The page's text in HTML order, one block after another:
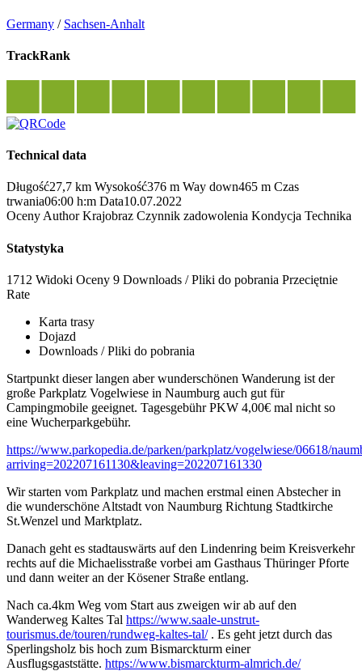
Germany / Sachsen-Anhalt
TrackRank
Technical data
Długość27,7 km Wysokość376 m Way down465 m Czas
trwania06:00 h:m Data10.07.2022
Oceny Author Krajobraz Czynnik zadowolenia Kondycja Technika
Statystyka
1712 Widoki Oceny 9 Downloads / Pliki do pobrania Przeciętnie
Rate
Karta trasy
Dojazd
Downloads / Pliki do pobrania
Startpunkt dieser langen aber wunderschönen Wanderung ist der
große Parkplatz Vogelwiese in Naumburg auch gut für
Campingmobile geeignet. Tagesgebühr PKW 4,00€ mal nicht so
eine Wucherparkgebühr.
https://www.parkopedia.de/parken/parkplatz/vogelwiese/06618/
arriving=202207161130&leaving=202207161330
Wir starten vom Parkplatz und machen erstmal einen Abstecher in
die wunderschöne Altstadt von Naumburg Richtung Stadtkirche
St.Wenzel und Marktplatz.
Danach geht es stadtauswärts auf den Lindenring beim Kreisverkehr
rechts auf die Michaelisstraße vorbei am Gasthaus Thüringer Pforte
und dann weiter an der Kösener Straße entlang.
Nach ca.4km Weg vom Start aus zweigen wir ab auf den
Wanderweg Kaltes Tal https://www.saale-unstrut-
tourismus.de/touren/rundweg-kaltes-tal/. Es geht jetzt durch das
Sperlingsholz bis hoch zum Bismarckturm einer
Ausflugsgaststätte. https://www.bismarckturm-almrich.de/